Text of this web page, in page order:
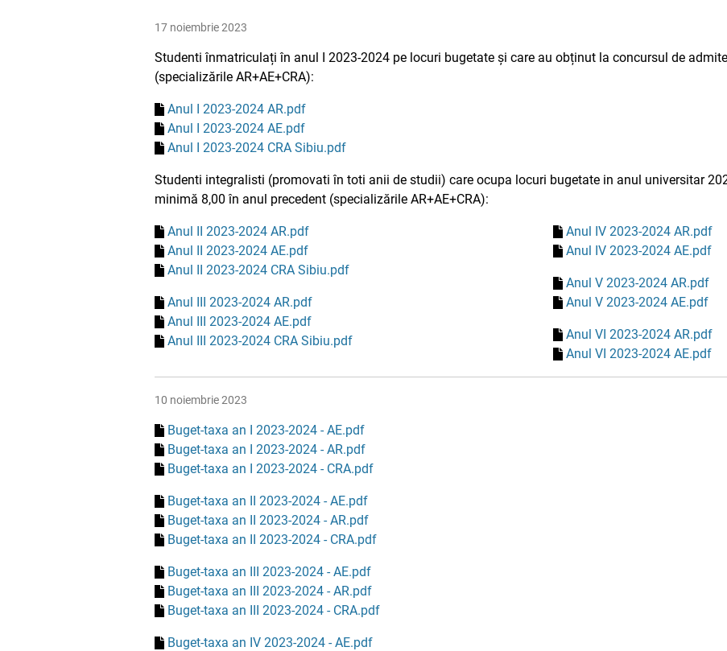
17 noiembrie 2023
Studenti înmatriculați în anul I 2023-2024 pe locuri bugetate și care au obținut la concursul de
(specializările AR+AE+CRA):
Anul I 2023-2024 AR.pdf
Anul I 2023-2024 AE.pdf
Anul I 2023-2024 CRA Sibiu.pdf
Studenti integralisti (promovati în toti anii de studii) care ocupa locuri bugetate in anul universitar
minimă 8,00 în anul precedent (specializările AR+AE+CRA):
Anul II 2023-2024 AR.pdf
Anul II 2023-2024 AE.pdf
Anul II 2023-2024 CRA Sibiu.pdf
Anul III 2023-2024 AR.pdf
Anul III 2023-2024 AE.pdf
Anul III 2023-2024 CRA Sibiu.pdf
Anul IV 2023-2024 AR.pdf
Anul IV 2023-2024 AE.pdf
Anul V 2023-2024 AR.pdf
Anul V 2023-2024 AE.pdf
Anul VI 2023-2024 AR.pdf
Anul VI 2023-2024 AE.pdf
10 noiembrie 2023
Buget-taxa an I 2023-2024 - AE.pdf
Buget-taxa an I 2023-2024 - AR.pdf
Buget-taxa an I 2023-2024 - CRA.pdf
Buget-taxa an II 2023-2024 - AE.pdf
Buget-taxa an II 2023-2024 - AR.pdf
Buget-taxa an II 2023-2024 - CRA.pdf
Buget-taxa an III 2023-2024 - AE.pdf
Buget-taxa an III 2023-2024 - AR.pdf
Buget-taxa an III 2023-2024 - CRA.pdf
Buget-taxa an IV 2023-2024 - AE.pdf